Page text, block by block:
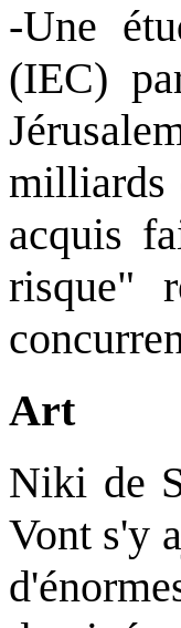
-Une
(IEC)
milliards
acquis
risque"
Art
Niki de
Vont s'y